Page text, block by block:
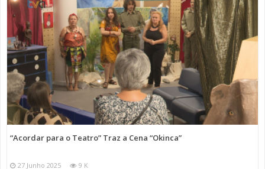
“Acordar para o Teatro” Traz a Cena “Okinca”
27 Junho 2025 9 K